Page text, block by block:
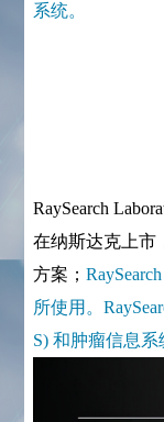
系统。
RaySearch
在纳斯达克上市
方案；
所使用。
S) 和肿瘤信息系